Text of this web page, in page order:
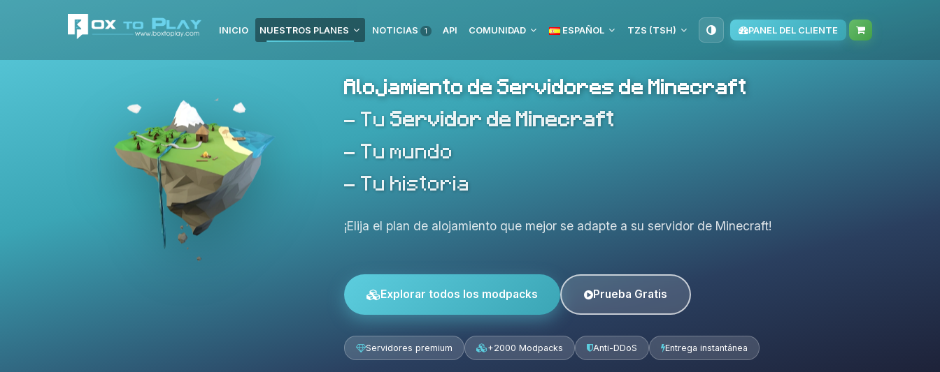
INICIO NUESTROS PLANES NOTICIAS 1 API COMUNIDAD ESPAÑOL TZS (TSH) PANEL DEL CLIENTE
Alojamiento de Servidores de Minecraft
- Tu Servidor de Minecraft
- Tu mundo
- Tu historia
¡Elija el plan de alojamiento que mejor se adapte a su servidor de Minecraft!
Explorar todos los modpacks Prueba Gratis
Servidores premium +2000 Modpacks Anti-DDoS Entrega instantánea